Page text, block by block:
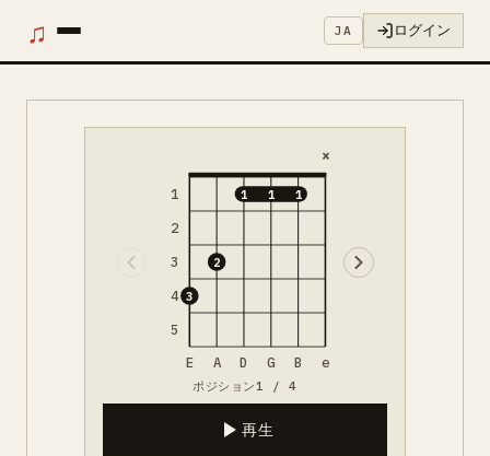
♫ JA ログイン
1
2
3
4
5
×
3
2
1 1 1
E A D G B e
ポジション1 / 4
再生